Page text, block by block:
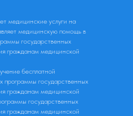
медицинские услуги на
медицинскую помощь в
государственных
гражданам медицинской
бесплатной
программы государственных
гражданам медицинской
государственных
гражданам медицинской